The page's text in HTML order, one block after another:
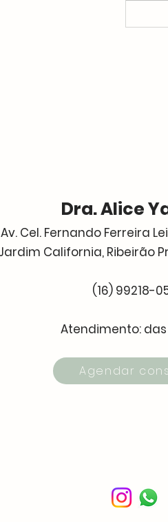
Dra. Alice
Av. Cel. Fernando Ferreira
California, Ribeirão
(16) 99218-
Atendimento: das
Agendar